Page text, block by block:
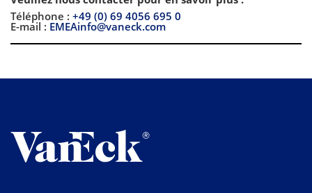
Téléphone : +49 (0) 69 4056 695 0
E-mail : EMEAinfo@vaneck.com